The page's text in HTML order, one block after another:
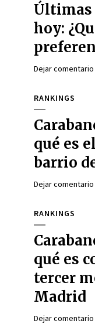
Últimas
hoy:
Dejar comentario
RANKINGS
qué es
barrio
Dejar comentario
RANKINGS
qué es
tercer
Madrid
Dejar comentario